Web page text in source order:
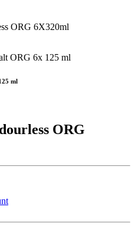
ORG 6X320ml
ml
ORG